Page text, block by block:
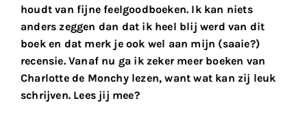
houdt van fijne feelgoodboeken. Ik kan niets
anders zeggen dan dat ik heel blij werd van dit
boek en dat merk je ook wel aan mijn (saaie?)
recensie. Vanaf nu ga ik zeker meer boeken van
Charlotte de Monchy lezen, want wat kan zij leuk
schrijven. Lees jij mee?